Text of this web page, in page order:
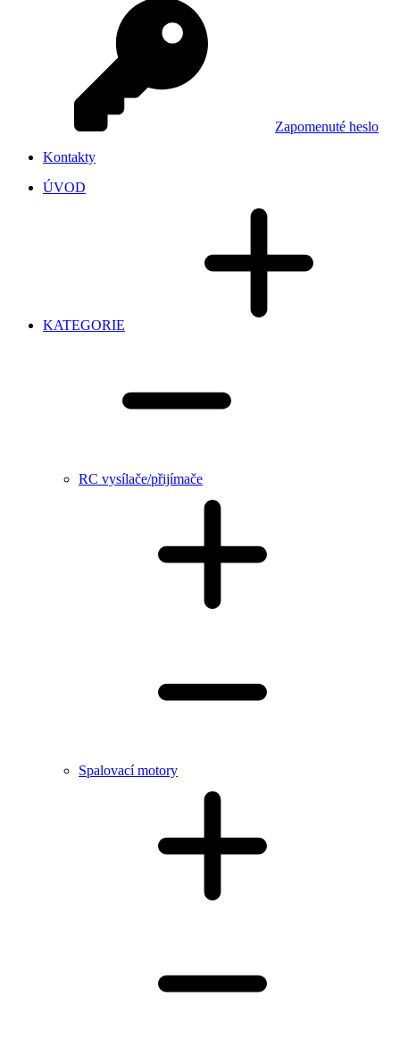
Zapomenuté heslo
Kontakty
ÚVOD
KATEGORIE
RC vysílače/přijímače
Spalovací motory